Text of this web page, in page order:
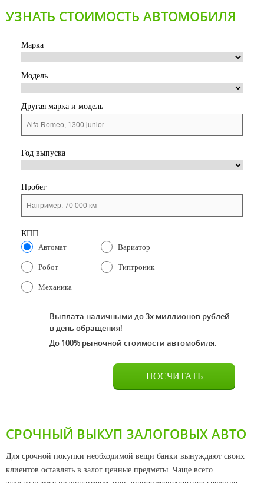
УЗНАТЬ СТОИМОСТЬ АВТОМОБИЛЯ
Марка
Модель
Другая марка и модель
Год выпуска
Пробег
КПП
Автомат
Вариатор
Робот Типтроник
Механика
Выплата наличными до 3х миллионов рублей
в день обращения!
До 100% рыночной стоимости автомобиля.
СРОЧНЫЙ ВЫКУП ЗАЛОГОВЫХ АВТО
Для срочной покупки необходимой вещи банки вынуждают своих
клиентов оставлять в залог ценные предметы. Чаще всего